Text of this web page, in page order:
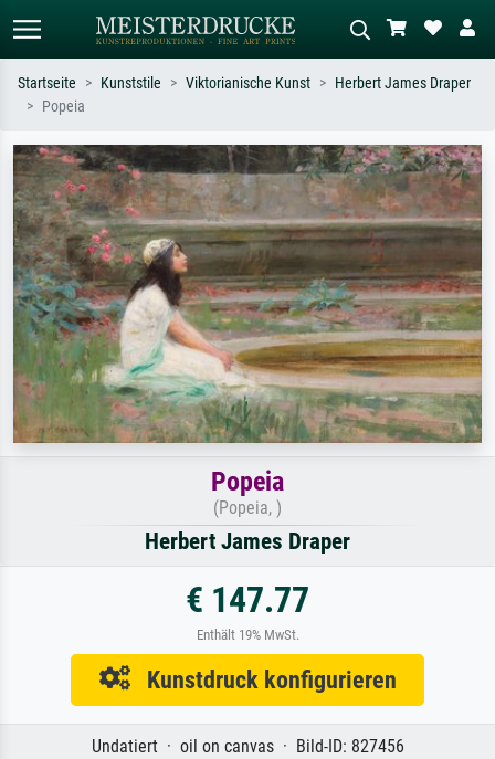
Suchen Sie nach Künstlern, Werktiteln
oder Stilen – z.B. Monet,
Sternennacht, Impressionismus, Welle
Hokusai, Akt.
Beschreiben Sie die Szene – z.B. Grüne
Wiese, Abstrakt mit viel Rot, Dunkles
Ölgemälde, Stehender Akt neben einem
Baum.
Startseite Kunststile Viktorianische Kunst
Herbert James Draper
Popeia
Popeia
(Popeia, )
Herbert James Draper
€ 147.77
Enthält 19% MwSt.
Kunstdruck konfigurieren
Undatiert · oil on canvas · Bild-ID: 827456